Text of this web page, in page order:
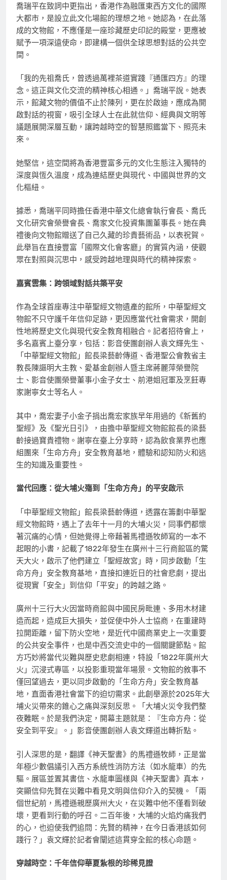
喬瑞平在致詞中更指出，香港作為融匯東西方文化的國際
大都市，是設立此文化場館的理想之地。她認為，在此落
成的文物館，不應僅是一座珍藏歷史印記的殿堂，更應被
賦予一項深遠使命，即建構一個供全球思想對話的公共空
間。
「我的先祖喬氏，曾透過萬裡茶道實踐『通匯四方』的理
念。這正與文化交流的精神核心相通。」喬瑞平說。她表
示，館藏文物的價值不止於陳列，更在於啟迪，應成為開
啟對話的視窗，吸引全球人士在此就信仰、經典與文明等
議題展開深層互動，讓跨越時空的智慧照鑑當下、照亮未
來。
她堅信，這空間將為香港豐富多元的文化生態注入獨特的
深度與恆久溫度，成為連結歷史與現代、中國與世界的文
化樞紐。
據悉，喬瑞平同時擔任香港中華文化總會執行會長、喬氏
文化研究會榮譽會長、喬家文化投資集團董事長。她在典
禮後向文物館贈送了自己久藏的珍貴藝術品，以表祝賀。
此舉旨在直接豐富「國際文化會客廳」的實質內涵，使觀
眾在對照與沉思中，感受跨越地理與時代的精神探索。
嘉賓雲集：跨領域對話共築平安
作為全球首座專注中華聖經文物遺產的館所，中華聖經文
物館不只守護千年信仰足跡，更因應當代社會需求，開創
性地將歷史文化與現代安全教育相融合。記者招待會上，
多名嘉賓上臺分享，包括：影音使團創辦人袁文輝先生、
「中華聖經文物館」館長梁藝齡傳道、香港聖公會教省主
教長陳謳明大主教、愛基金創辦人暨主席蔣麗萍榮譽院
士、影音使團榮譽董事小金子女士、前港姐冠軍及烹飪專
家謝寧女士等名人。
其中，喬宏妻子小金子捐出喬宏家族早年用過的《新舊約
聖經》及《聖光日引》，由擔中華聖經文物館館長的梁藝
齡接過寶貴禮物。謝寧在臺上分享時，認為飲食業界也應
組團來「生命方舟」安全教育基地，體驗和認知防火和逃
生的知識及重要性。
當代回應：從大埔火殤到「生命方舟」的平安啟示
「中華聖經文物館」館長梁藝齡傳道，透露在籌劃中華聖
經文物館時，遇上了去年十一月的大埔火災，同事們都懷
著沉痛的心情，但她覺得上帝藉著馬禮遜牧師寫的一本不
起眼的小書，記載了1822年發生在廣州十三行商館區的驚
天大火，啟示了他們建立「聖經故宮」時，同步啟動「生
命方舟」安全教育基地，直接扣連近日的社會悲劇，提出
從現實「安全」到信仰「平安」的跨越之路。
廣州十三行大火因當時商館與中國民房毗連、多用木材建
造而起，造成巨大損失，並促使中外人士協商，在重建時
拉開距離，留下防火空地，是近代中國商業史上一次重要
的公共安全事件，也是中西交流史中的一個關鍵節點。館
方巧妙將當代災難與歷史悲劇相連，特設「1822年廣州大
火」沉浸式專區，以投影重現當年場景。文物館的敘事不
僅回望過去，更以同步啟動的「生命方舟」安全教育基
地，直面香港社會當下的迫切需求。此創舉源於2025年大
埔火災帶來的錐心之痛與深刻反思。「大埔火災令我們整
夜難眠。於是我們決定，開幕主題就是：『生命方舟：從
安全到平安』。」影音使團創辦人袁文輝道出轉折點。
引人深思的是，翻譯《神天聖書》的馬禮遜牧師，正是當
年極少數倡議引入西方系統性消防方法（如水龍車）的先
驅。展區並置其書信、水龍車圖樣與《神天聖書》真本，
突顯信仰先賢在災難中看見文明與信仰介入的契機。「兩
個世紀前，馬禮遜親歷廣州大火，在災難中他不僅看到破
壞，更看到行動的呼召。二百年後，大埔的火焰灼痛我們
的心，也迫使我們追問：先賢的精神，在今日香港該如何
踐行？」袁文輝於記者會闡述這貫穿全館的核心命題。
穿越時空：千年信仰華夏紮根的珍稀見證